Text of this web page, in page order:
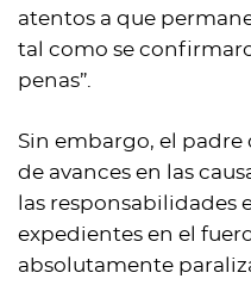
atentos a que
tal como se
penas”.
Sin embargo, el padre
de avances en las
las responsabilidades
expedientes en el
absolutamente